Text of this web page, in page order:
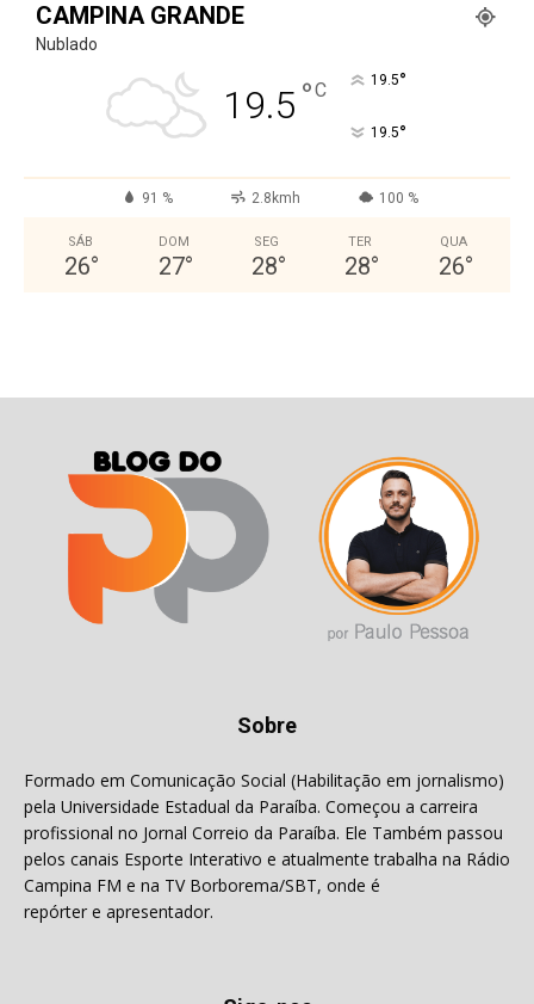
CAMPINA GRANDE
Nublado
19.5 °C 19.5°
19.5°
91 % 2.8kmh 100 %
SÁB
26°
DOM
27°
SEG
28°
TER
28°
QUA
26°
Sobre
Formado em Comunicação Social (Habilitação em jornalismo)
pela Universidade Estadual da Paraíba. Começou a carreira
profissional no Jornal Correio da Paraíba. Ele Também passou
pelos canais Esporte Interativo e atualmente trabalha na Rádio
Campina FM e na TV Borborema/SBT, onde é
repórter e apresentador.